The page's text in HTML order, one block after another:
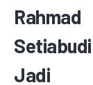
Rahmad
Setiabudi
Jadi